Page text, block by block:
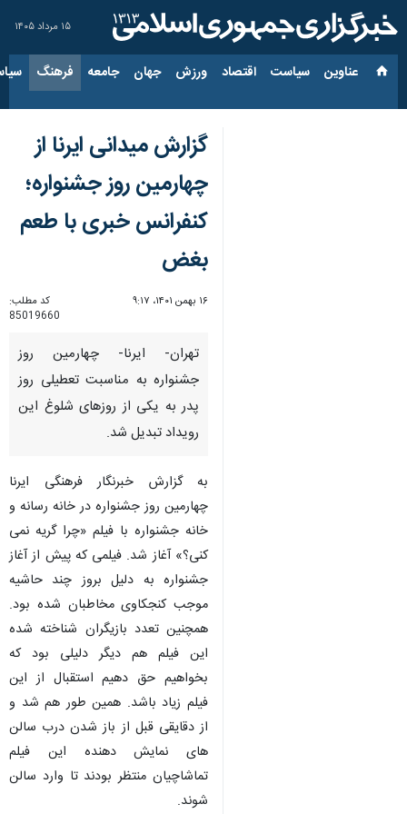
۱۵ مرداد ۱۴۰۵
عناوین‌ سیاست اقتصاد ورزش جهان جامعه فرهنگ
گزارش میدانی ایرنا از
چهارمین روز جشنواره؛
کنفرانس خبری با طعم
بغض
۱۶ بهمن ۱۴۰۱، ۹:۱۷
کد مطلب:
85019660
تهران- ایرنا- چهارمین روز
جشنواره به مناسبت تعطیلی روز
پدر به یکی از روزهای شلوغ این
رویداد تبدیل شد.
به گزارش خبرنگار فرهنگی ایرنا
چهارمین روز جشنواره در خانه رسانه و
خانه جشنواره با فیلم «چرا گریه نمی
کنی؟» آغاز شد. فیلمی که پیش از آغاز
جشنواره به دلیل بروز چند حاشیه
موجب کنجکاوی مخاطبان شده بود.
همچنین تعدد بازیگران شناخته شده
این فیلم هم دیگر دلیلی بود که
بخواهیم حق دهیم استقبال از این
فیلم زیاد باشد. همین طور هم شد و
از دقایقی قبل از باز شدن درب سالن
های نمایش دهنده این فیلم
تماشاچیان منتظر بودند تا وارد سالن
شوند.